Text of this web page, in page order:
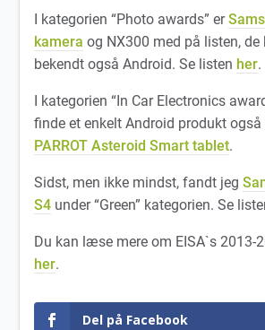
I kategorien “Photo awards” er
kamera og NX300 med på listen, de
bekendt også Android. Se listen her.
I kategorien “In Car Electronics
finde et enkelt Android produkt også
PARROT Asteroid Smart tablet.
Sidst, men ikke mindst, fandt jeg
S4 under “Green” kategorien. Se
Du kan læse mere om EISA`s 2013-
her.
Del på Facebook